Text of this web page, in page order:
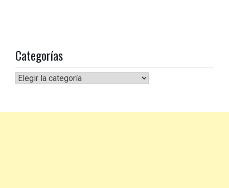
Categorías
Categorías